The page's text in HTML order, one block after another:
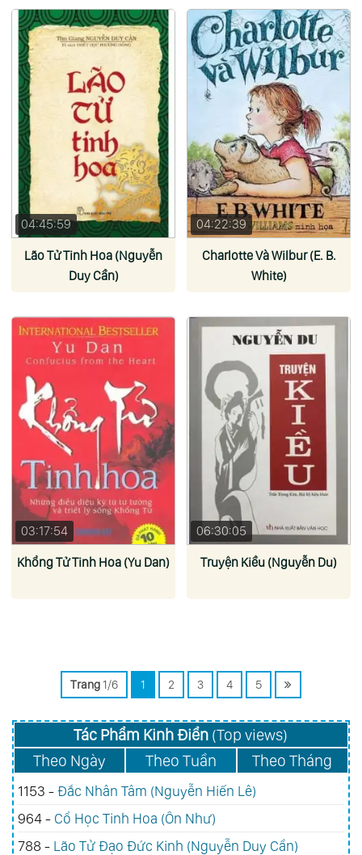
04:45:59
Lão Tử Tinh Hoa (Nguyễn
Duy Cần)
04:22:39
Charlotte Và Wilbur (E. B.
White)
03:17:54
Khổng Tử Tinh Hoa (Yu Dan)
06:30:05
Truyện Kiều (Nguyễn Du)
Trang 1/6 1 2 3 4 5
Tác Phẩm Kinh Điển (Top views)
Theo Ngày
Theo Tuần Theo Tháng
1153 -Đắc Nhân Tâm (Nguyễn Hiến Lê)
964 - Cổ Học Tinh Hoa (Ôn Như)
788 - Lão Tử Đạo Đức Kinh (Nguyễn Duy Cần)